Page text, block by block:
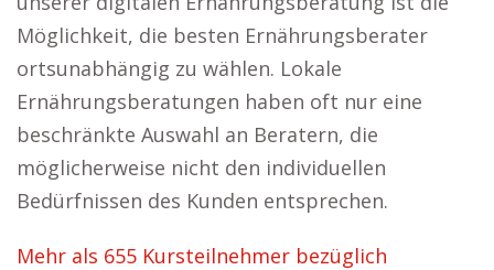
Möglichkeit, die besten Ernährungsberater
ortsunabhängig zu wählen. Lokale
Ernährungsberatungen haben oft nur eine
beschränkte Auswahl an Beratern, die
möglicherweise nicht den individuellen
Bedürfnissen des Kunden entsprechen.
Mehr als 655 Kursteilnehmer bezüglich